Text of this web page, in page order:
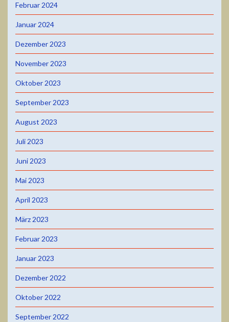
Februar 2024
Januar 2024
Dezember 2023
November 2023
Oktober 2023
September 2023
August 2023
Juli 2023
Juni 2023
Mai 2023
April 2023
März 2023
Februar 2023
Januar 2023
Dezember 2022
Oktober 2022
September 2022